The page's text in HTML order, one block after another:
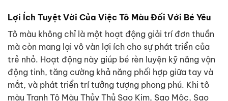
Lợi Ích Tuyệt Vời Của Việc Tô Màu Đối Với Bé Yêu
Tô màu không chỉ là một hoạt động giải trí đơn thuần
mà còn mang lại vô vàn lợi ích cho sự phát triển của
trẻ nhỏ. Hoạt động này giúp bé rèn luyện kỹ năng vận
động tinh, tăng cường khả năng phối hợp giữa tay và
mắt, và phát triển trí tưởng tượng phong phú. Khi tô
màu Tranh Tô Màu Thủy Thủ Sao Kim, Sao Mộc, Sao